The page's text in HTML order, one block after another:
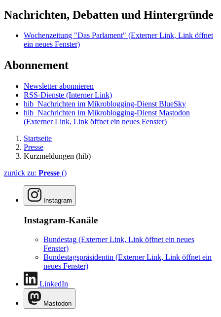
Nachrichten, Debatten und Hintergründe
Wochenzeitung "Das Parlament" (Externer Link, Link öffnet
ein neues Fenster)
Abonnement
Newsletter abonnieren
RSS-Dienste (Interner Link)
hib_Nachrichten im Mikroblogging-Dienst BlueSky
hib_Nachrichten im Mikroblogging-Dienst Mastodon
(Externer Link, Link öffnet ein neues Fenster)
Startseite
Presse
Kurzmeldungen (hib)
zurück zu: Presse ()
Instagram
Instagram-Kanäle
Bundestag (Externer Link, Link öffnet ein neues
Fenster)
Bundestagspräsidentin (Externer Link, Link öffnet ein
neues Fenster)
LinkedIn
Mastodon